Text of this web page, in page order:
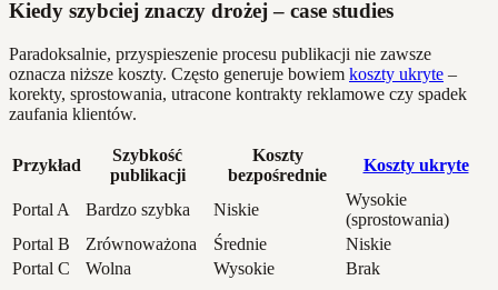
Kiedy szybciej znaczy drożej – case studies
Paradoksalnie, przyspieszenie procesu publikacji nie zawsze
oznacza niższe koszty. Często generuje bowiem koszty ukryte –
korekty, sprostowania, utracone kontrakty reklamowe czy spadek
zaufania klientów.
Przykład
Szybkość
publikacji
Koszty
bezpośrednie
Koszty ukryte
Portal A Bardzo szybka Niskie
Wysokie
(sprostowania)
Portal B
Zrównoważona Średnie
Niskie
Portal C
Wolna Wysokie Brak